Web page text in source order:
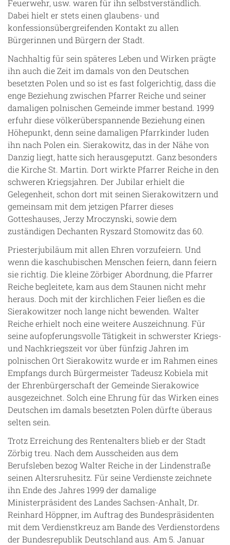
Feuerwehr, usw. waren für ihn selbstverständlich.
Dabei hielt er stets einen glaubens- und
konfessionsübergreifenden Kontakt zu allen
Bürgerinnen und Bürgern der Stadt.
Nachhaltig für sein späteres Leben und Wirken prägte
ihn auch die Zeit im damals von den Deutschen
besetzten Polen und so ist es fast folgerichtig, dass die
enge Beziehung zwischen Pfarrer Reiche und seiner
damaligen polnischen Gemeinde immer bestand. 1999
erfuhr diese völkerüberspannende Beziehung einen
Höhepunkt, denn seine damaligen Pfarrkinder luden
ihn nach Polen ein. Sierakowitz, das in der Nähe von
Danzig liegt, hatte sich herausgeputzt. Ganz besonders
die Kirche St. Martin. Dort wirkte Pfarrer Reiche in den
schweren Kriegsjahren. Der Jubilar erhielt die
Gelegenheit, schon dort mit seinen Sierakowitzern und
gemeinsam mit dem jetzigen Pfarrer dieses
Gotteshauses, Jerzy Mroczynski, sowie dem
zuständigen Dechanten Ryszard Stomowitz das 60.
Priesterjubiläum mit allen Ehren vorzufeiern. Und
wenn die kaschubischen Menschen feiern, dann feiern
sie richtig. Die kleine Zörbiger Abordnung, die Pfarrer
Reiche begleitete, kam aus dem Staunen nicht mehr
heraus. Doch mit der kirchlichen Feier ließen es die
Sierakowitzer noch lange nicht bewenden. Walter
Reiche erhielt noch eine weitere Auszeichnung. Für
seine aufopferungsvolle Tätigkeit in schwerster Kriegs-
und Nachkriegszeit vor über fünfzig Jahren im
polnischen Ort Sierakowitz wurde er im Rahmen eines
Empfangs durch Bürgermeister Tadeusz Kobiela mit
der Ehrenbürgerschaft der Gemeinde Sierakowice
ausgezeichnet. Solch eine Ehrung für das Wirken eines
Deutschen im damals besetzten Polen dürfte überaus
selten sein.
Trotz Erreichung des Rentenalters blieb er der Stadt
Zörbig treu. Nach dem Ausscheiden aus dem
Berufsleben bezog Walter Reiche in der Lindenstraße
seinen Altersruhesitz. Für seine Verdienste zeichnete
ihn Ende des Jahres 1999 der damalige
Ministerpräsident des Landes Sachsen-Anhalt, Dr.
Reinhard Höppner, im Auftrag des Bundespräsidenten
mit dem Verdienstkreuz am Bande des Verdienstordens
der Bundesrepublik Deutschland aus. Am 5. Januar